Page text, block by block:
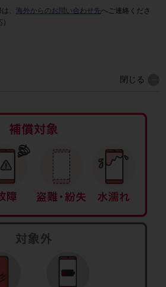
、 海外からのお問い合わせ先へご連絡くださ
閉じる